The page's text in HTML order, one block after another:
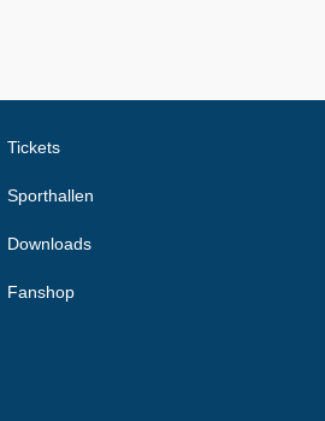
Tickets
Sporthallen
Downloads
Fanshop